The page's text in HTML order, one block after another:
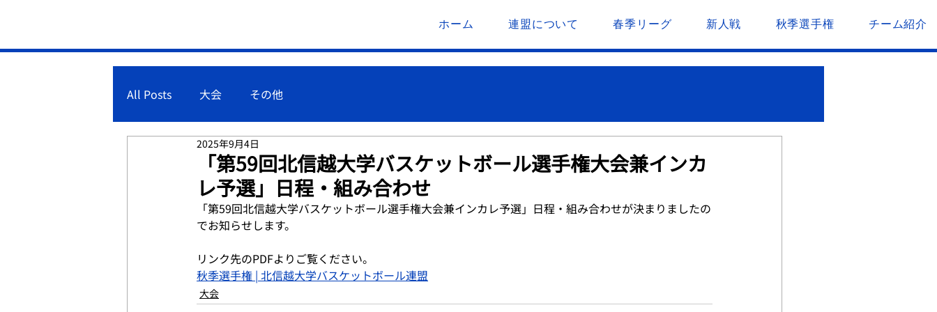
ホーム 連盟について 春季リーグ 新人戦 秋季選手権 チーム紹介
All Posts 大会 その他
「第59回北信越大学バスケットボール選手権大会兼インカ
レ予選」日程・組み合わせ
2025年9月4日
「第59回北信越大学バスケットボール選手権大会兼インカレ予選」日程・組み合わせが決まりましたの
でお知らせします。
リンク先のPDFよりご覧ください。
秋季選手権 | 北信越大学バスケットボール連盟
大会